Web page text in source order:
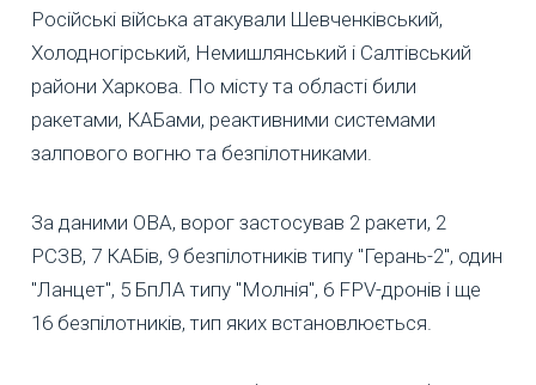
Російські війська атакували Шевченківський,
Холодногірський, Немишлянський і Салтівський
райони Харкова. По місту та області били
ракетами, КАБами, реактивними системами
залпового вогню та безпілотниками.
За даними ОВА, ворог застосував 2 ракети, 2
РСЗВ, 7 КАБів, 9 безпілотників типу "Герань-2", один
"Ланцет", 5 БпЛА типу "Молнія", 6 FPV-дронів і ще
16 безпілотників, тип яких встановлюється.